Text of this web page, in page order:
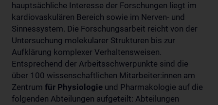
hauptsächliche Interesse der Forschungen liegt im
kardiovaskulären Bereich sowie im Nerven- und
Sinnessystem. Die Forschungsarbeit reicht von der
Untersuchung molekularer Strukturen bis zur
Aufklärung komplexer Verhaltensweisen.
Entsprechend der Arbeitsschwerpunkte sind die
über 100 wissenschaftlichen Mitarbeiter:innen am
Zentrum für Physiologie und Pharmakologie auf die
folgenden Abteilungen aufgeteilt: Abteilungen